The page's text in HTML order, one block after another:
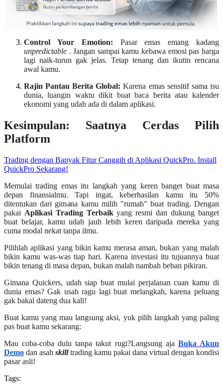
Control Your Emotion:
Pasar emas emang kadang
unpredictable . Jangan sampai kamu kebawa emosi pas harga
lagi naik-turun gak jelas. Tetap tenang dan ikutin rencana
awal kamu.
Rajin Pantau Berita Global: Karena emas sensitif sama isu
dunia, luangin waktu dikit buat baca berita atau kalender
ekonomi yang udah ada di dalam aplikasi.
Kesimpulan: Saatnya Cerdas Pilih
Platform
Trading dengan Banyak Fitur Canggih di Aplikasi QuickPro. Install
QuickPro Sekarang!
Memulai trading emas itu langkah yang keren banget buat masa
depan finansialmu. Tapi ingat, keberhasilan kamu itu 50%
ditentukan dari gimana kamu milih "rumah" buat trading. Dengan
pakai Aplikasi Trading Terbaik yang resmi dan dukung banget
buat belajar, kamu udah jauh lebih keren daripada mereka yang
cuma modal nekat tanpa ilmu.
Pilihlah aplikasi yang bikin kamu merasa aman, bukan yang malah
bikin kamu was-was tiap hari. Karena investasi itu tujuannya buat
bikin tenang di masa depan, bukan malah nambah beban pikiran.
Gimana Quickers, udah siap buat mulai perjalanan cuan kamu di
dunia emas? Gak usah ragu lagi buat melangkah, karena peluang
gak bakal dateng dua kali!
Buat kamu yang mau langsung aksi, yuk pilih langkah yang paling
pas buat kamu sekarang:
Mau coba-coba dulu tanpa takut rugi?Langsung aja Buka Akun
Demo dan asah skill trading kamu pakai dana virtual dengan kondisi
pasar asli!
Tags: